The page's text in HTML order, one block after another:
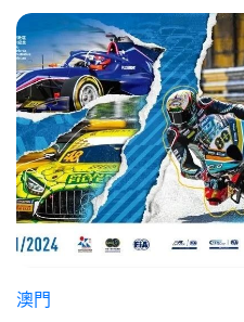
澳門